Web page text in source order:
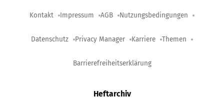
Kontakt Impressum AGB Nutzungsbedingungen
Datenschutz Privacy Manager Karriere Themen
Barrierefreiheitserklärung
Heftarchiv